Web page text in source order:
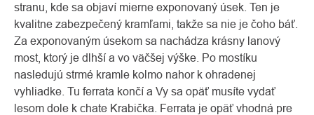
stranu, kde sa objaví mierne exponovaný úsek. Ten je
kvalitne zabezpečený kramľami, takže sa nie je čoho báť.
Za exponovaným úsekom sa nachádza krásny lanový
most, ktorý je dlhší a vo väčšej výške. Po mostíku
nasledujú strmé kramle kolmo nahor k ohradenej
vyhliadke. Tu ferrata končí a Vy sa opäť musíte vydať
lesom dole k chate Krabička. Ferrata je opäť vhodná pre